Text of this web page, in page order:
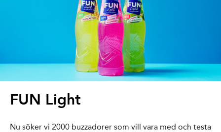
FUN Light
Nu söker vi 2000 buzzadorer som vill vara med och testa